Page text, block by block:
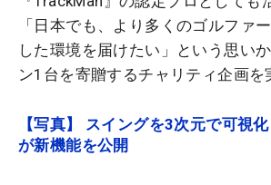
「日本でも、より多くのゴルファ
した環境を届けたい」という思い
ン1台を寄贈するチャリティ企画を
【写真】 スイングを3次元で可視
が新機能を公開